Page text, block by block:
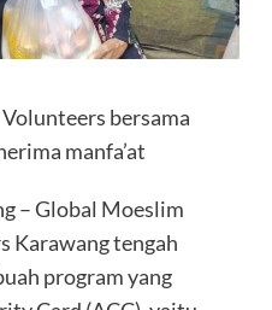
bersama
manfa’at
– Global Moeslim
Karawang tengah
program yang